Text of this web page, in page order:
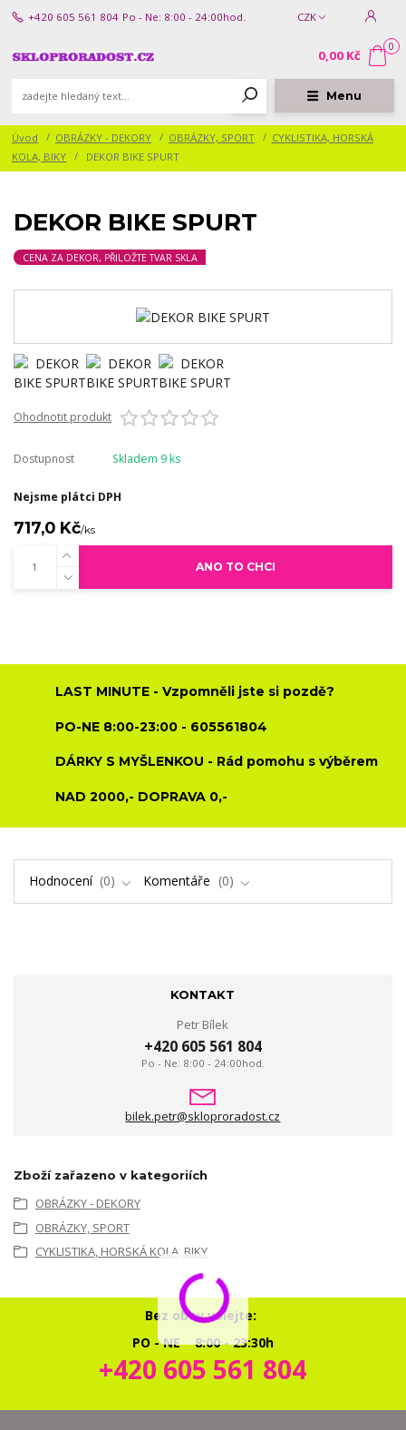
Menu
CZK
+420 605 561 804 Po - Ne: 8:00 - 24:00hod.
0
0,00 Kč
Úvod OBRÁZKY - DEKORY OBRÁZKY, SPORT
CYKLISTIKA, HORSKÁ
KOLA, BIKY
DEKOR BIKE SPURT
DEKOR BIKE SPURT
CENA ZA DEKOR, PŘILOŽTE TVAR SKLA
Ohodnotit produkt
Dostupnost Skladem 9 ks
Nejsme plátci DPH
717,0 Kč/ks
ANO TO CHCI
LAST MINUTE - Vzpomněli jste si pozdě?
PO-NE 8:00-23:00 - 605561804
DÁRKY S MYŠLENKOU - Rád pomohu s výběrem
NAD 2000,- DOPRAVA 0,-
Hodnocení 0 Komentáře 0
KONTAKT
Petr Bílek
+420 605 561 804
Po - Ne: 8:00 - 24:00hod.
bilek.petr@skloproradost.cz
Zboží zařazeno v kategoriích
OBRÁZKY - DEKORY
OBRÁZKY, SPORT
CYKLISTIKA, HORSKÁ KOLA, BIKY
Bez obav volejte:
PO - NE 8:00 - 23:30h
+420 605 561 804